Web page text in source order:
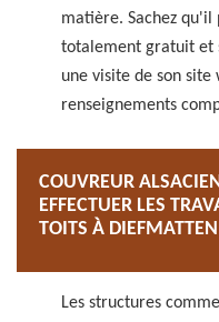
matière. Sachez qu'il
totalement gratuit et
une visite de son
renseignements
COUVREUR
EFFECTUER LES
TOITS À
Les structures